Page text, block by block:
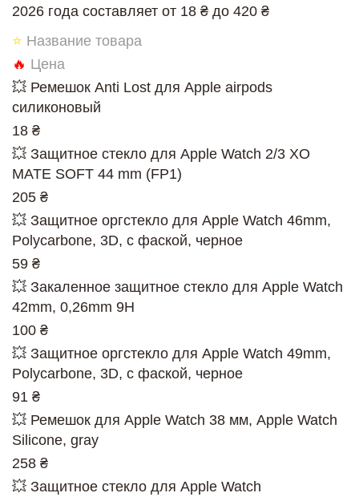
2026 года составляет от 18 ₴ до 420 ₴
⭐ Название товара
🔥 Цена
💥 Ремешок Anti Lost для Apple airpods
силиконовый
18 ₴
💥 Защитное стекло для Apple Watch 2/3 XO
MATE SOFT 44 mm (FP1)
205 ₴
💥 Защитное оргстекло для Apple Watch 46mm,
Polycarbone, 3D, с фаской, черное
59 ₴
💥 Закаленное защитное стекло для Apple Watch
42mm, 0,26mm 9H
100 ₴
💥 Защитное оргстекло для Apple Watch 49mm,
Polycarbone, 3D, с фаской, черное
91 ₴
💥 Ремешок для Apple Watch 38 мм, Apple Watch
Silicone, gray
258 ₴
💥 Защитное стекло для Apple Watch